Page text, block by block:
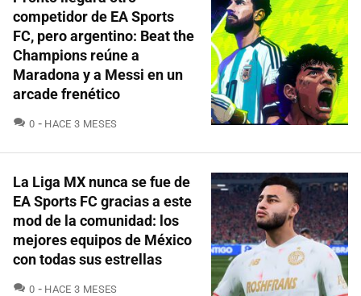
competidor de EA Sports
FC, pero argentino: Beat the
Champions reúne a
Maradona y a Messi en un
arcade frenético
0 COMENTARIOS
HACE 3 MESES
La Liga MX nunca se fue de
EA Sports FC gracias a este
mod de la comunidad: los
mejores equipos de México
con todas sus estrellas
0 COMENTARIOS
HACE 3 MESES